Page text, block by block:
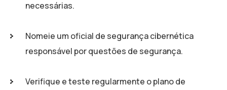
necessárias.
Nomeie um oficial de segurança cibernética
responsável por questões de segurança.
Verifique e teste regularmente o plano de